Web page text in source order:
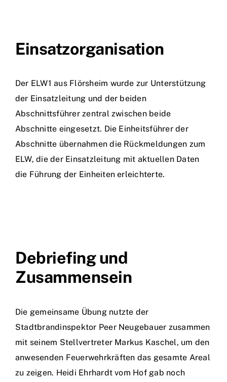
Einsatzorganisation
Der ELW1 aus Flörsheim wurde zur Unterstützung
der Einsatzleitung und der beiden
Abschnittsführer zentral zwischen beide
Abschnitte eingesetzt. Die Einheitsführer der
Abschnitte übernahmen die Rückmeldungen zum
ELW, die der Einsatzleitung mit aktuellen Daten
die Führung der Einheiten erleichterte.
Debriefing und
Zusammensein
Die gemeinsame Übung nutzte der
Stadtbrandinspektor Peer Neugebauer zusammen
mit seinem Stellvertreter Markus Kaschel, um den
anwesenden Feuerwehrkräften das gesamte Areal
zu zeigen. Heidi Ehrhardt vom Hof gab noch